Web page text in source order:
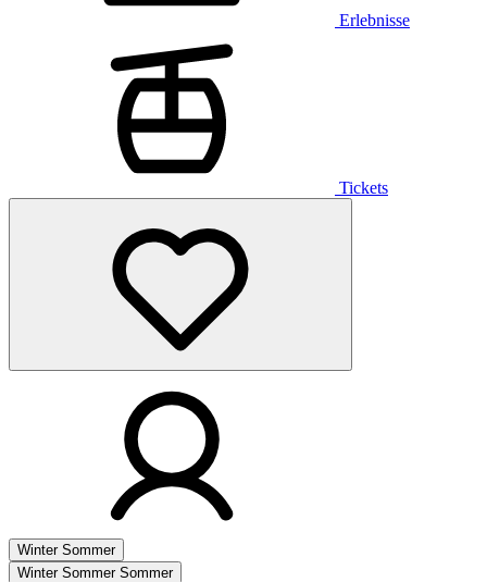
Erlebnisse
Tickets
Winter Sommer
Winter Sommer Sommer